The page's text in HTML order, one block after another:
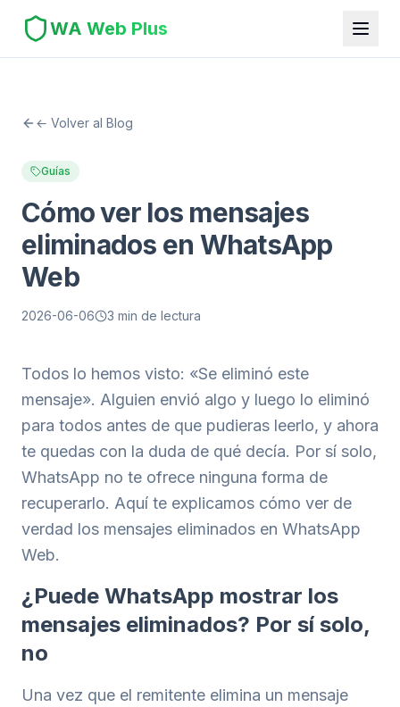
WA Web Plus
← Volver al Blog
Guías
Cómo ver los mensajes
eliminados en WhatsApp
Web
2026-06-06 3 min de lectura
Todos lo hemos visto: «Se eliminó este
mensaje». Alguien envió algo y luego lo eliminó
para todos antes de que pudieras leerlo, y ahora
te quedas con la duda de qué decía. Por sí solo,
WhatsApp no te ofrece ninguna forma de
recuperarlo. Aquí te explicamos cómo ver de
verdad los mensajes eliminados en WhatsApp
Web.
¿Puede WhatsApp mostrar los
mensajes eliminados? Por sí solo,
no
Una vez que el remitente elimina un mensaje